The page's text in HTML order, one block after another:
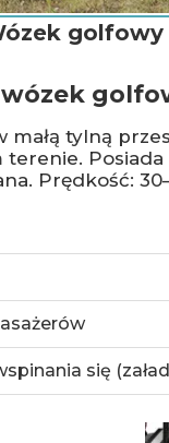
małą tylną
Prędkość:
się